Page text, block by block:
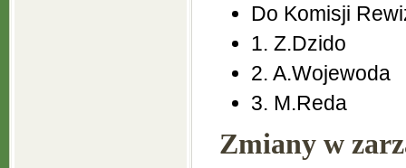
Do Komisji
1. Z.Dzido
2. A.Wojewoda
3. M.Reda
Zmiany w